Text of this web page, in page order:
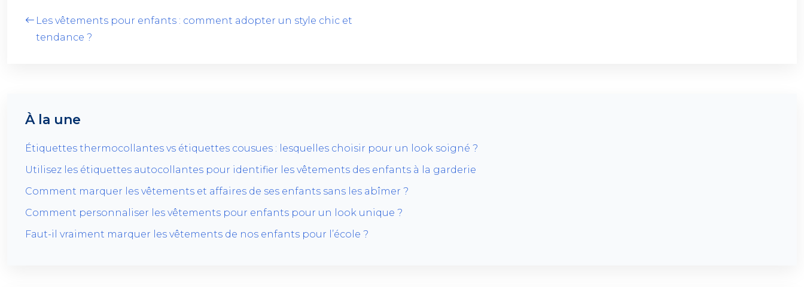
Les vêtements pour enfants : comment adopter un style chic et
tendance ?
À la une
Étiquettes thermocollantes vs étiquettes cousues : lesquelles choisir pour un look soigné ?
Utilisez les étiquettes autocollantes pour identifier les vêtements des enfants à la garderie
Comment marquer les vêtements et affaires de ses enfants sans les abîmer ?
Comment personnaliser les vêtements pour enfants pour un look unique ?
Faut-il vraiment marquer les vêtements de nos enfants pour l’école ?